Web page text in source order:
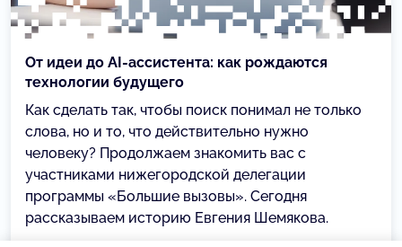
От идеи до AI-ассистента: как рождаются
технологии будущего
Как сделать так, чтобы поиск понимал не только
слова, но и то, что действительно нужно
человеку? Продолжаем знакомить вас с
участниками нижегородской делегации
программы «Большие вызовы». Сегодня
рассказываем историю Евгения Шемякова.